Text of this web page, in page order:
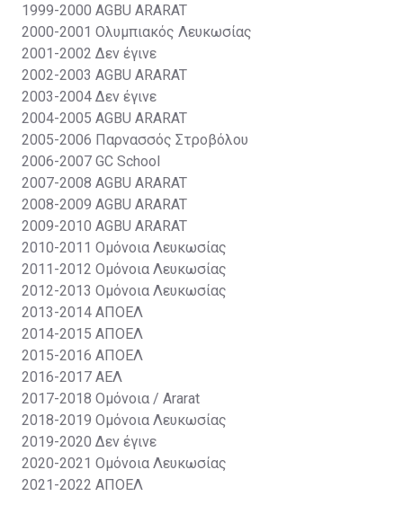
1999-2000 AGBU ARARAT
2000-2001 Ολυμπιακός Λευκωσίας
2001-2002 Δεν έγινε
2002-2003 AGBU ARARAT
2003-2004 Δεν έγινε
2004-2005 AGBU ARARAT
2005-2006 Παρνασσός Στροβόλου
2006-2007 GC School
2007-2008 AGBU ARARAT
2008-2009 AGBU ARARAT
2009-2010 AGBU ARARAT
2010-2011 Ομόνοια Λευκωσίας
2011-2012 Ομόνοια Λευκωσίας
2012-2013 Ομόνοια Λευκωσίας
2013-2014 ΑΠΟΕΛ
2014-2015 ΑΠΟΕΛ
2015-2016 ΑΠΟΕΛ
2016-2017 ΑΕΛ
2017-2018 Ομόνοια / Ararat
2018-2019 Ομόνοια Λευκωσίας
2019-2020 Δεν έγινε
2020-2021 Ομόνοια Λευκωσίας
2021-2022 ΑΠΟΕΛ